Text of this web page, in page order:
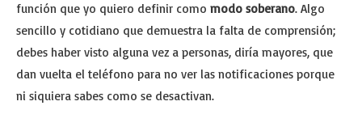
función que yo quiero definir como modo soberano. Algo
sencillo y cotidiano que demuestra la falta de comprensión;
debes haber visto alguna vez a personas, diría mayores, que
dan vuelta el teléfono para no ver las notificaciones porque
ni siquiera sabes como se desactivan.